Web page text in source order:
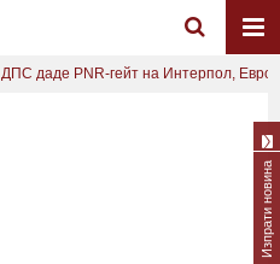
ДПС даде PNR-гейт на Интерпол,
Изпрати новина